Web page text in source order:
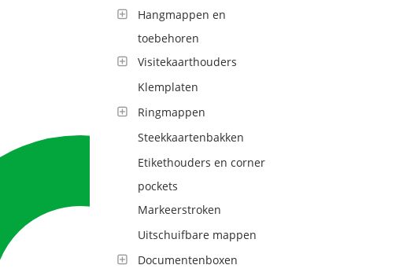
Hangmappen en
toebehoren
Visitekaarthouders
Klemplaten
Ringmappen
Steekkaartenbakken
Etikethouders en corner
pockets
Markeerstroken
Uitschuifbare mappen
Documentenboxen